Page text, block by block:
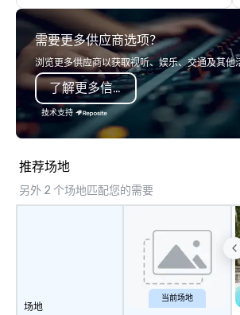
highly experienced and professional
team of chauffeurs and support staff;
you will know quality when you travel
with La Costa Limousine.
需要更多供应商选项？
浏览更多供应商以获取视听、娱乐、交通及其他
了解更多信息
技术支持
推荐场地
另外 2 个场地匹配您的需要
场地
当前场地